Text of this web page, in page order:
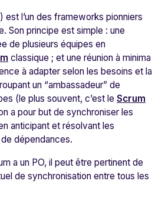
est l’un des frameworks pionniers
Son principe est simple : une
de plusieurs équipes en
classique ; et une réunion à minima
à adapter selon les besoins et la
un “ambassadeur” de
(le plus souvent, c’est le Scrum
a pour but de synchroniser les
anticipant et résolvant les
dépendances.
a un PO, il peut être pertinent de
de synchronisation entre tous les